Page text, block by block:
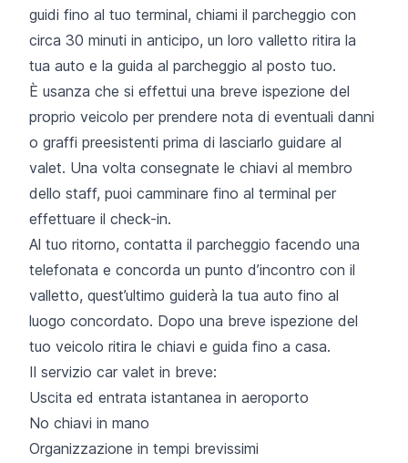
guidi fino al tuo terminal, chiami il parcheggio con
circa 30 minuti in anticipo, un loro valletto ritira la
tua auto e la guida al parcheggio al posto tuo.
È usanza che si effettui una breve ispezione del
proprio veicolo per prendere nota di eventuali danni
o graffi preesistenti prima di lasciarlo guidare al
valet. Una volta consegnate le chiavi al membro
dello staff, puoi camminare fino al terminal per
effettuare il check-in.
Al tuo ritorno, contatta il parcheggio facendo una
telefonata e concorda un punto d’incontro con il
valletto, quest’ultimo guiderà la tua auto fino al
luogo concordato. Dopo una breve ispezione del
tuo veicolo ritira le chiavi e guida fino a casa.
Il servizio car valet in breve:
Uscita ed entrata istantanea in aeroporto
No chiavi in mano
Organizzazione in tempi brevissimi